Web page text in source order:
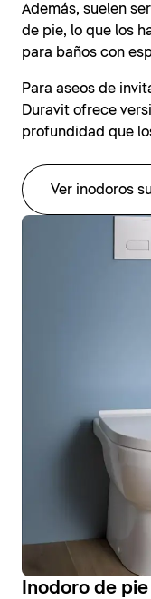
Además, suelen
de pie, lo que los
para baños con
Para aseos de
Duravit ofrece
profundidad que
Ver inodoros
Inodoro de pie